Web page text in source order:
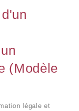
(Modèle
légale et